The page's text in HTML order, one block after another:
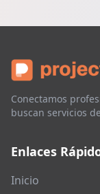
Conectamos
buscan servicios
Enlaces
Inicio